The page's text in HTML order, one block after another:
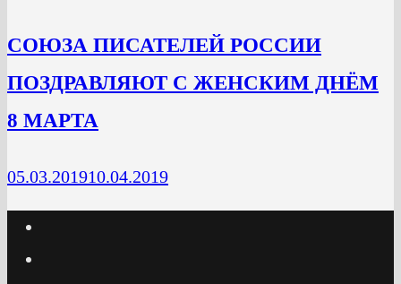
СОЮЗА ПИСАТЕЛЕЙ РОССИИ
ПОЗДРАВЛЯЮТ С ЖЕНСКИМ ДНЁМ
8 МАРТА
05.03.201910.04.2019